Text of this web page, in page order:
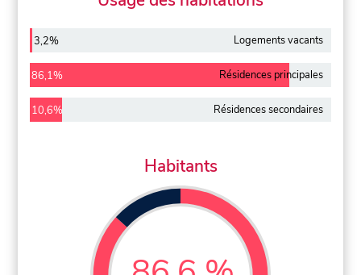
3,2% Logements vacants
86,1% Résidences principales
10,6% Résidences secondaires
Habitants